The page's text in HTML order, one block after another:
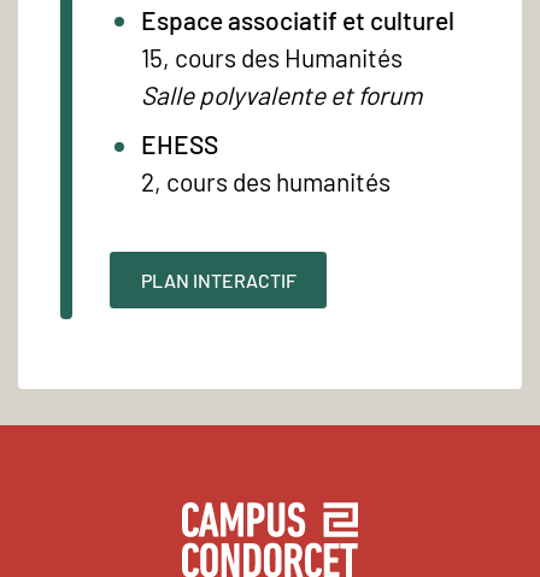
Espace associatif et culturel
15, cours des Humanités
Salle polyvalente et forum
EHESS
2, cours des humanités
PLAN INTERACTIF